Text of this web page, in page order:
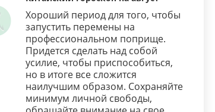
Хороший период для того, чтобы
запустить перемены на
профессиональном поприще.
Придется сделать над собой
усилие, чтобы приспособиться,
но в итоге все сложится
наилучшим образом. Сохраняйте
минимум личной свободы,